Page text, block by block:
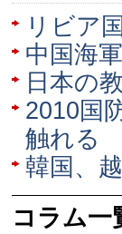
リビア
中国海
日本の
2010国
触れる
韓国、
コラム一